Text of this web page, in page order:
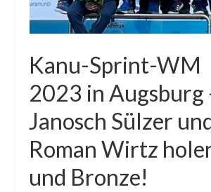
Kanu-Sprint-WM
2023 in Augsburg
Janosch Sülzer
Roman Wirtz
und Bronze!